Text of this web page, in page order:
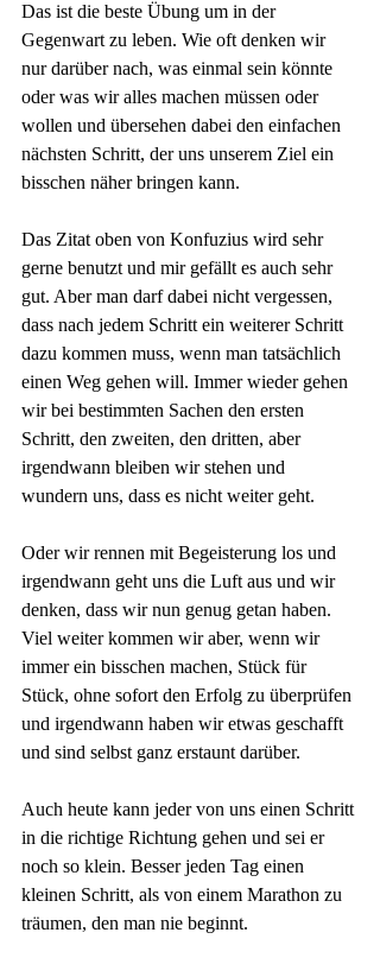
Das ist die beste Übung um in der
Gegenwart zu leben. Wie oft denken wir
nur darüber nach, was einmal sein könnte
oder was wir alles machen müssen oder
wollen und übersehen dabei den einfachen
nächsten Schritt, der uns unserem Ziel ein
bisschen näher bringen kann.
Das Zitat oben von Konfuzius wird sehr
gerne benutzt und mir gefällt es auch sehr
gut. Aber man darf dabei nicht vergessen,
dass nach jedem Schritt ein weiterer Schritt
dazu kommen muss, wenn man tatsächlich
einen Weg gehen will. Immer wieder gehen
wir bei bestimmten Sachen den ersten
Schritt, den zweiten, den dritten, aber
irgendwann bleiben wir stehen und
wundern uns, dass es nicht weiter geht.
Oder wir rennen mit Begeisterung los und
irgendwann geht uns die Luft aus und wir
denken, dass wir nun genug getan haben.
Viel weiter kommen wir aber, wenn wir
immer ein bisschen machen, Stück für
Stück, ohne sofort den Erfolg zu überprüfen
und irgendwann haben wir etwas geschafft
und sind selbst ganz erstaunt darüber.
Auch heute kann jeder von uns einen Schritt
in die richtige Richtung gehen und sei er
noch so klein. Besser jeden Tag einen
kleinen Schritt, als von einem Marathon zu
träumen, den man nie beginnt.